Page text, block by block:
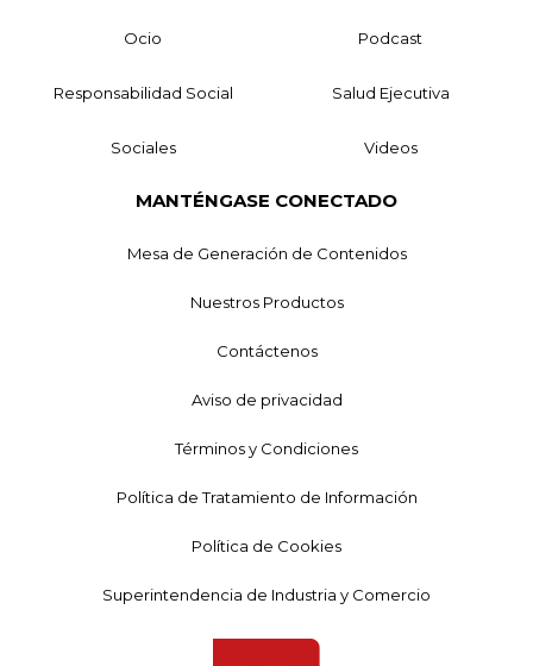
Ocio Podcast
Responsabilidad Social Salud Ejecutiva
Sociales Videos
MANTÉNGASE CONECTADO
Mesa de Generación de Contenidos
Nuestros Productos
Contáctenos
Aviso de privacidad
Términos y Condiciones
Política de Tratamiento de Información
Política de Cookies
Superintendencia de Industria y Comercio